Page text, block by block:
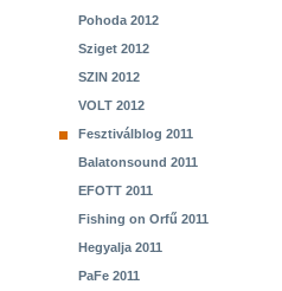
Pohoda 2012
Sziget 2012
SZIN 2012
VOLT 2012
Fesztiválblog 2011
Balatonsound 2011
EFOTT 2011
Fishing on Orfű 2011
Hegyalja 2011
PaFe 2011